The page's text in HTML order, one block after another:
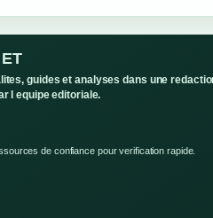
guides et analyses dans une
l equipe editoriale.
de confiance pour verification rapide.